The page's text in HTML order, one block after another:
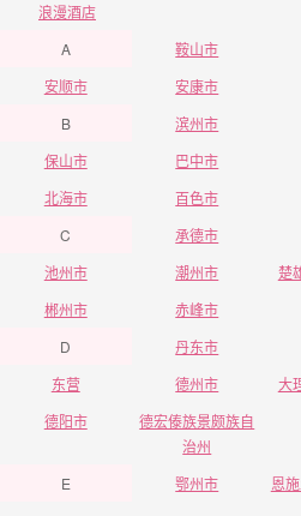
浪漫酒店
A
鞍山市
安顺市
安康市
B
滨州市
保山市
巴中市
北海市
百色市
C
承德市
池州市
潮州市 楚
郴州市
赤峰市
D
丹东市
东营
德州市 大
德阳市
德宏傣族景颇族自
治州
E
鄂州市
恩